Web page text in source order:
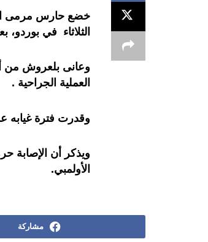
خضع حارس مرمى
الثلاثاء في
وعانى بلعروش من
العملية الجراحية .
وقدرت فترة غيابه عن
ويذكر أن الإصابة
الأولمبي.
مشاركة